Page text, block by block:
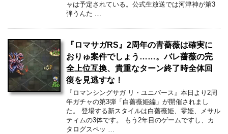
ャは予定されている。公式生放送では河津神が第3
弾うんた …
『ロマサガRS』2周年の青薔薇は確実に
おりゅ案件でしょう……。バレ薔薇の完
全上位互換、貴重なターン終了時全体回
復を見逃すな！
『ロマンシングサガ リ・ユニバース』本日より2周
年ガチャの第3弾「白薔薇姫編」が開催されまし
た。 登場する新スタイルは白薔薇姫、零姫、メサル
ティムの3体です。 もう2年目のゲームですし、カ
タログスペッ …